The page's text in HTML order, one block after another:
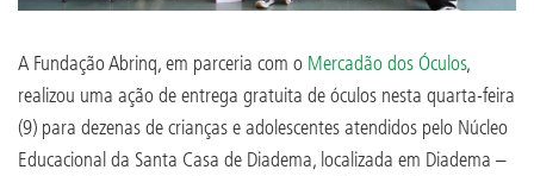
A Fundação Abrinq, em parceria com o Mercadão dos Óculos,
realizou uma ação de entrega gratuita de óculos nesta quarta-feira
(9) para dezenas de crianças e adolescentes atendidos pelo Núcleo
Educacional da Santa Casa de Diadema, localizada em Diadema –